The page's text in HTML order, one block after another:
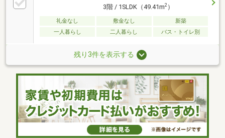
3階 / 1SLDK（49.41m2）
礼金なし 敷金なし
新築
一人暮らし
二人暮らし バス・トイレ別
残り3件を表示する